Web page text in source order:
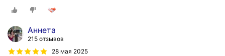
Аннета
215 отзывов
28 мая 2025